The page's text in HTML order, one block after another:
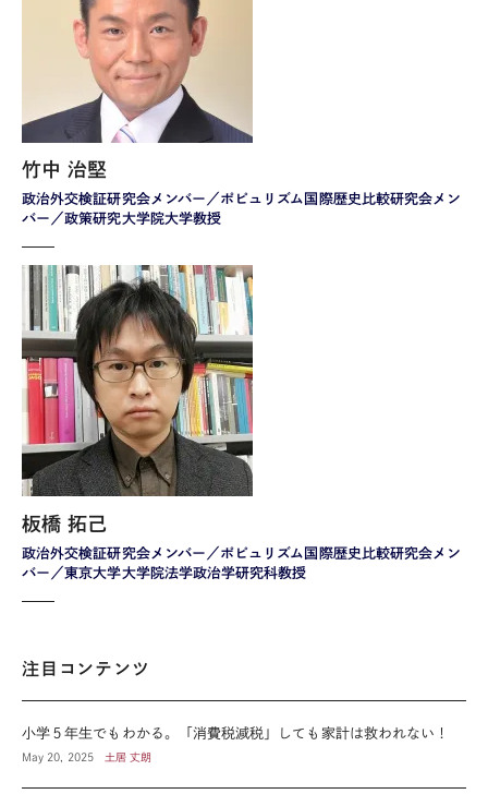
政治外交検証研究会メンバー／ポピュリズム国際歴史比較研究会メン
バー／政策研究大学院大学教授
竹中 治堅
政治外交検証研究会メンバー／ポピュリズム国際歴史比較研究会メン
バー／東京大学大学院法学政治学研究科教授
板橋 拓己
注目コンテンツ
小学５年生でもわかる。「消費税減税」しても家計は救われない！
May 20, 2025 土居 丈朗